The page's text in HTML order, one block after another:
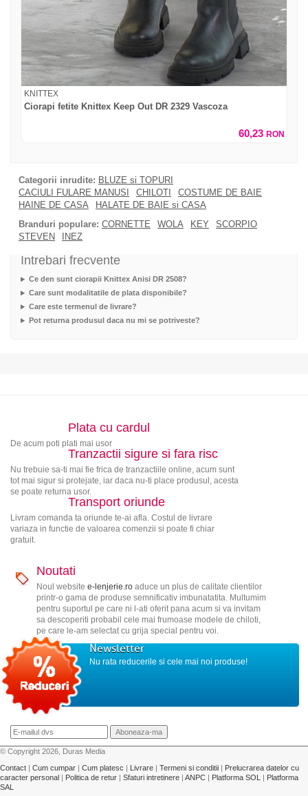
KNITTEX
Ciorapi fetite Knittex Keep Out DR 2329 Vascoza
60,23 RON
Categorii inrudite: BLUZE si TOPURI
CACIULI FULARE MANUSI
CHILOTI
COSTUME DE BAIE
HAINE DE CASA
HALATE DE BAIE si CASA
Branduri populare: CORNETTE WOLA KEY
SCORPIO
STEVEN
INEZ
Intrebari frecvente
Ce den sunt ciorapii Knittex Anisi DR 2508?
Care sunt modalitatile de plata disponibile?
Care este termenul de livrare?
Pot returna produsul daca nu mi se potriveste?
Plata cu cardul
De acum poti plati mai usor
Tranzactii sigure si fara risc
Nu trebuie sa-ti mai fie frica de tranzactiile online, acum sunt
tot mai sigur si protejate, iar daca nu-ti place produsul, acesta
se poate returna usor.
Transport oriunde
Livram comanda ta oriunde te-ai afla. Costul de livrare
variaza in functie de valoarea comenzii si poate fi chiar
gratuit.
Noutati
Noul website e-lenjerie.roaduce un plus de calitate clientilor
printr-o gama de produse semnificativ imbunatatita. Multumim
pentru suportul pe care ni l-ati oferit pana acum si va invitam
sa descoperiti probabil cele mai frumoase modele de chiloti,
pe care le-am selectat cu grija special pentru voi.
Newsletter
Nu rata reducerile si cele mai noi produse!
© Copyright 2026, Duras Media
Contact | Cum cumpar | Cum platesc | Livrare | Termeni si conditii | Prelucrarea datelor cu
caracter personal | Politica de retur | Sfaturi intretinere | ANPC | Platforma SOL | Platforma
SAL